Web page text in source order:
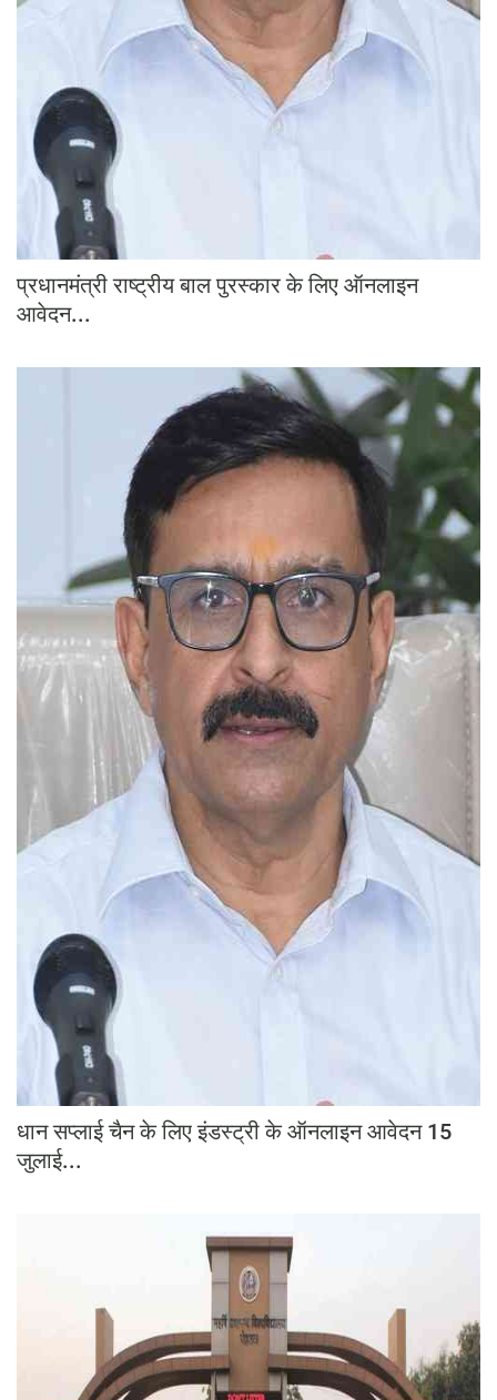
प्रधानमंत्री राष्ट्रीय बाल पुरस्कार के लिए ऑनलाइन
आवेदन...
धान सप्लाई चैन के लिए इंडस्ट्री के ऑनलाइन आवेदन 15
जुलाई...